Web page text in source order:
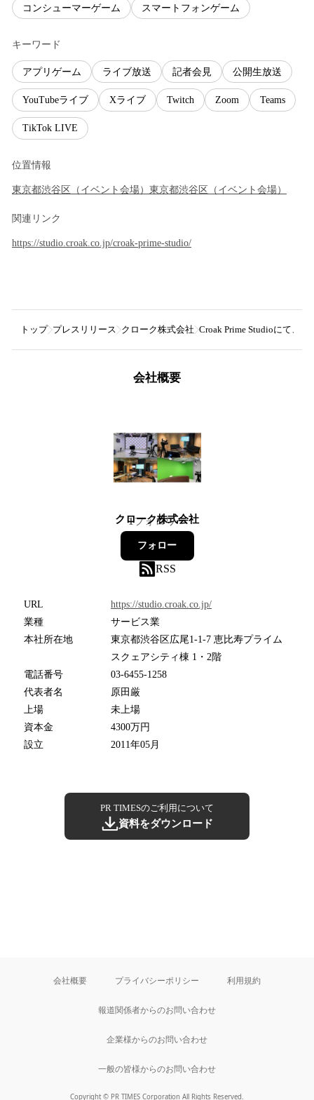
コンシューマーゲーム スマートフォンゲーム
キーワード
アプリゲーム ライブ放送 記者会見 公開生放送
YouTubeライブ Xライブ Twitch Zoom Teams
TikTok LIVE
位置情報
東京都渋谷区 （ イベント会場） 東京都渋谷区 （ イベント会場）
関連リンク
https://studio.croak.co.jp/croak-prime-studio/
トップ プレスリリース クローク株式会社 Croak Prime Studioにて、
会社概要
クローク株式会社
1フォロワー
フォロー
RSS
URL
https://studio.croak.co.jp/
業種
サービス業
本社所在地
東京都渋谷区広尾1-1-7 恵比寿プライム
スクェアシティ棟 1・2階
電話番号
03-6455-1258
代表者名
原田厳
上場
未上場
資本金
4300万円
設立
2011年05月
PR TIMESのご利用について
資料をダウンロード
会社概要 プライバシーポリシー 利用規約
報道関係者からのお問い合わせ
企業様からのお問い合わせ
一般の皆様からのお問い合わせ
Copyright © PR TIMES Corporation All Rights Reserved.